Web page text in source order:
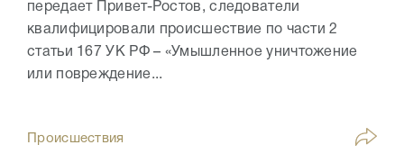
передает Привет-Ростов, следователи
квалифицировали происшествие по части 2
статьи 167 УК РФ – «Умышленное уничтожение
или повреждение...
Происшествия